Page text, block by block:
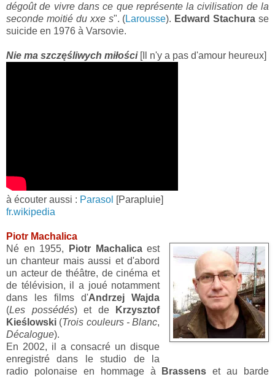
dégoût de vivre dans ce que représente la civilisation de la
seconde moitié du xxe s". (Larousse). Edward Stachura se
suicide en 1976 à Varsovie.
Nie ma szczęśliwych miłości [Il n'y a pas d'amour heureux]
à écouter aussi : Parasol [Parapluie]
fr.wikipedia
Piotr Machalica
Né en 1955,
Piotr Machalicaest
un chanteur mais aussi et d'abord
un acteur de théâtre, de cinéma et
de télévision, il a joué notamment
dans les films d'Andrzej Wajda
(Les possédés) et de
Krzysztof
Kieślowski (Trois couleurs - Blanc,
Décalogue).
En 2002, il a consacré un disque
enregistré dans le studio de la
radio polonaise en hommage à
Brassens et au barde